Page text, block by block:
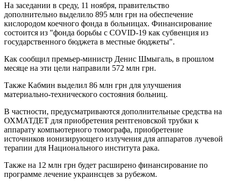
На заседании в среду, 11 ноября, правительство
дополнительно выделило 895 млн грн на обеспечение
кислородом коечного фонда в больницах. Финансирование
состоится из "фонда борьбы с COVID-19 как субвенция из
государственного бюджета в местные бюджеты".
Как сообщил премьер-министр Денис Шмыгаль, в прошлом
месяце на эти цели направили 572 млн грн.
Также Кабмин выделил 86 млн грн для улучшения
материально-технического состояния больниц.
В частности, предусматриваются дополнительные средства на
ОХМАТДЕТ для приобретения рентгеновской трубки к
аппарату компьютерного томографа, приобретение
источников ионизирующего излучения для аппаратов лучевой
терапии для Национального института рака.
Также на 12 млн грн будет расширено финансирование по
программе лечение украинсцев за рубежом.